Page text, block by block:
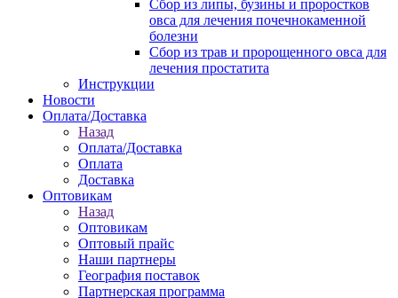
Сбор из липы, бузины и проростков
овса для лечения почечнокаменной
болезни
Сбор из трав и пророщенного овса для
лечения простатита
Инструкции
Новости
Оплата/Доставка
Назад
Оплата/Доставка
Оплата
Доставка
Оптовикам
Назад
Оптовикам
Оптовый прайс
Наши партнеры
География поставок
Партнерская программа